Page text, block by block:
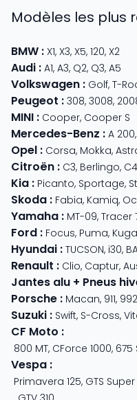
Modèles les plus
BMW : X1, X3, X5, 120, X2
Audi : A1, A3, Q2, Q3, A5
Volkswagen : Golf, T-
Peugeot : 308, 3008,
MINI : Cooper, Cooper S
Mercedes-Benz : A 200,
Opel : Corsa, Mokka,
Citroën : C3, Berlingo, C4
Kia : Picanto, Sportage,
Skoda : Fabia, Kamiq,
Yamaha : MT-09, Tracer
Ford : Focus, Puma, Kuga
Hyundai : TUCSON, i30,
Renault : Clio, Captur,
Jantes alu + Pneus
Porsche : Macan, 911, 992
Suzuki : Swift, S-Cross,
CF Moto :
800 MT, CForce 1000, 675
Vespa :
Primavera 125, GTS